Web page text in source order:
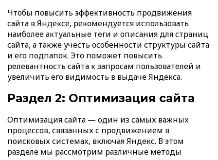
Чтобы повысить эффективность продвижения
сайта в Яндексе, рекомендуется использовать
наиболее актуальные теги и описания для страниц
сайта, а также учесть особенности структуры сайта
и его подпапок. Это поможет повысить
релевантность сайта к запросам пользователей и
увеличить его видимость в выдаче Яндекса.
Раздел 2: Оптимизация сайта
Оптимизация сайта — один из самых важных
процессов, связанных с продвижением в
поисковых системах, включая Яндекс. В этом
разделе мы рассмотрим различные методы